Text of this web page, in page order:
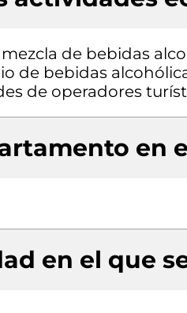
de bebidas
de bebidas
de operadores
en
en el que